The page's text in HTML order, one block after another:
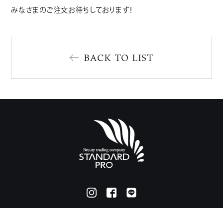
みなさまのご注文お待ちしております！
BACK TO LIST